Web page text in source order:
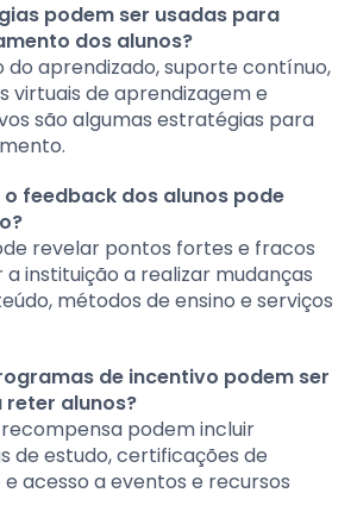
podem ser usadas para
dos alunos?
do aprendizado, suporte contínuo,
virtuais de aprendizagem e
são algumas estratégias para
o feedback dos alunos pode
revelar pontos fortes e fracos
a instituição a realizar mudanças
métodos de ensino e serviços
de incentivo podem ser
alunos?
recompensa podem incluir
de estudo, certificações de
acesso a eventos e recursos